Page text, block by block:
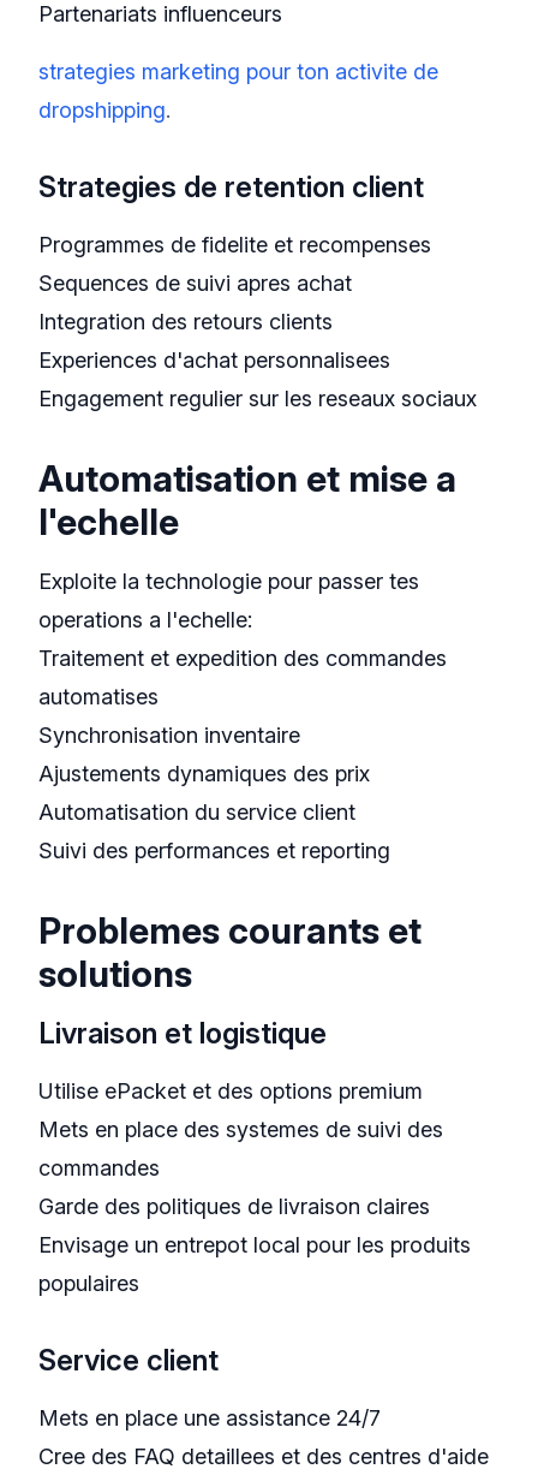
Partenariats influenceurs
strategies marketing pour ton activite de
dropshipping.
Strategies de retention client
Programmes de fidelite et recompenses
Sequences de suivi apres achat
Integration des retours clients
Experiences d'achat personnalisees
Engagement regulier sur les reseaux sociaux
Automatisation et mise a
l'echelle
Exploite la technologie pour passer tes
operations a l'echelle:
Traitement et expedition des commandes
automatises
Synchronisation inventaire
Ajustements dynamiques des prix
Automatisation du service client
Suivi des performances et reporting
Problemes courants et
solutions
Livraison et logistique
Utilise ePacket et des options premium
Mets en place des systemes de suivi des
commandes
Garde des politiques de livraison claires
Envisage un entrepot local pour les produits
populaires
Service client
Mets en place une assistance 24/7
Cree des FAQ detaillees et des centres d'aide